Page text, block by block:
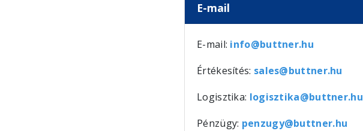
E-mail
E-mail: info@buttner.hu
Értékesítés: sales@buttner.hu
Logisztika: logisztika@buttner.hu
Pénzügy: penzugy@buttner.hu